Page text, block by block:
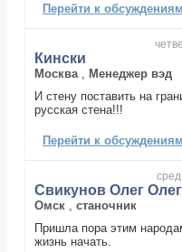
Перейти к
Кински
Москва
Менеджер вэд
И стену поставить на
русская стена!!!
Перейти к
Свикунов Олег
Омск
станочник
Пришла пора этим
жизнь начать.